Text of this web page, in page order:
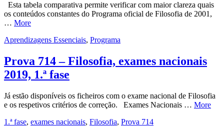
Esta tabela comparativa permite verificar com maior clareza quais
os conteúdos constantes do Programa oficial de Filosofia de 2001,
… More
Aprendizagens Essenciais, Programa
Prova 714 – Filosofia, exames nacionais
2019, 1.ª fase
Já estão disponíveis os ficheiros com o exame nacional de Filosofia
e os respetivos critérios de correção. Exames Nacionais … More
1.ª fase, exames nacionais, Filosofia, Prova 714